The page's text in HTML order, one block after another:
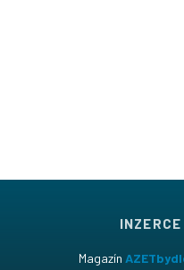
Magazín